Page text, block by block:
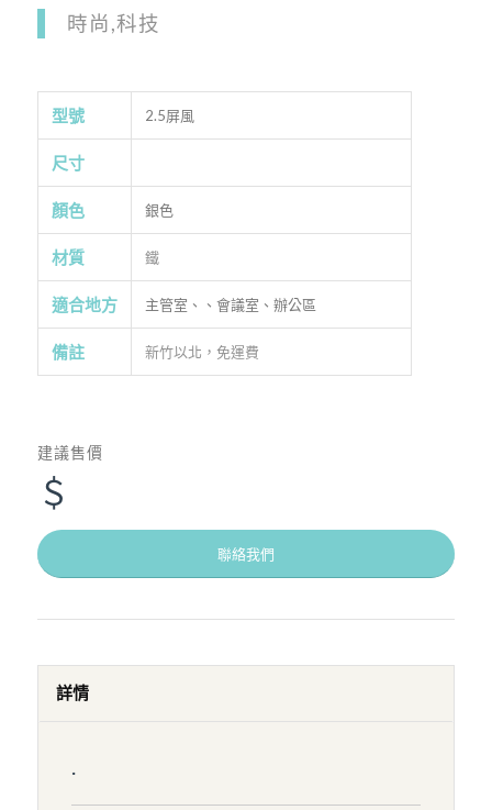
時尚,科技
型號 2.5屏風
尺寸
顏色 銀色
材質 鐵
適合地方 主管室、、會議室、辦公區
備註 新竹以北，免運費
建議售價
＄
聯絡我們
詳情